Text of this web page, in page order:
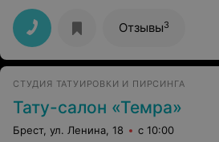
Отзывы3
СТУДИЯ ТАТУИРОВКИ И ПИРСИНГА
Тату-салон «Темра»
Брест, ул. Ленина, 18 с 10:00